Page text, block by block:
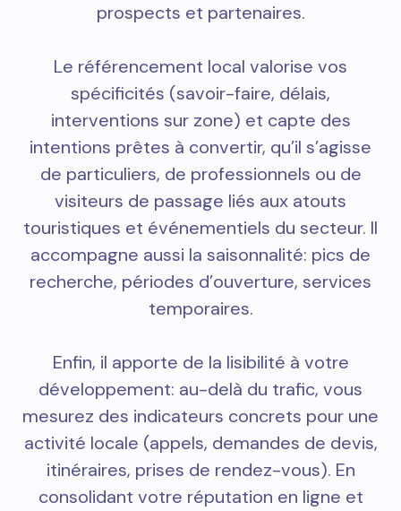
prospects et partenaires.
Le référencement local valorise vos
spécificités (savoir-faire, délais,
interventions sur zone) et capte des
intentions prêtes à convertir, qu’il s’agisse
de particuliers, de professionnels ou de
visiteurs de passage liés aux atouts
touristiques et événementiels du secteur. Il
accompagne aussi la saisonnalité: pics de
recherche, périodes d’ouverture, services
temporaires.
Enfin, il apporte de la lisibilité à votre
développement: au-delà du trafic, vous
mesurez des indicateurs concrets pour une
activité locale (appels, demandes de devis,
itinéraires, prises de rendez-vous). En
consolidant votre réputation en ligne et